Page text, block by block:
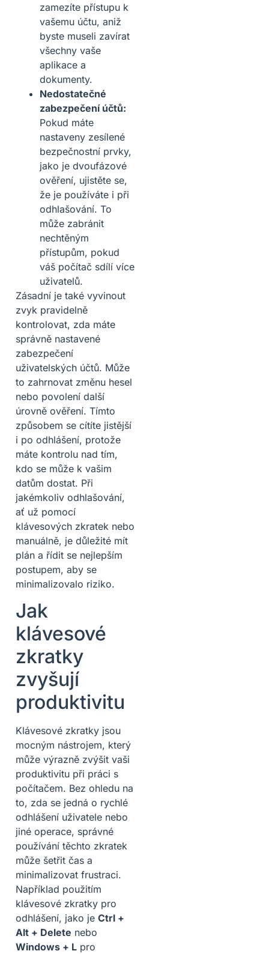
zamezíte přístupu k
vašemu účtu, aniž
byste museli zavírat
všechny vaše
aplikace a
dokumenty.
Nedostatečné
zabezpečení účtů:
Pokud máte
nastaveny zesílené
bezpečnostní prvky,
jako je dvoufázové
ověření, ujistěte se,
že je používáte i při
odhlašování. To
může zabránit
nechtěným
přístupům, pokud
váš počítač sdílí více
uživatelů.
Zásadní je také vyvinout
zvyk pravidelně
kontrolovat, zda máte
správně nastavené
zabezpečení
uživatelských účtů. Může
to zahrnovat změnu hesel
nebo povolení další
úrovně ověření. Tímto
způsobem se cítíte jistější
i po odhlášení, protože
máte kontrolu nad tím,
kdo se může k vašim
datům dostat. Při
jakémkoliv odhlašování,
ať už pomocí
klávesových zkratek nebo
manuálně, je důležité mít
plán a řídit se nejlepším
postupem, aby se
minimalizovalo riziko.
Jak
klávesové
zkratky
zvyšují
produktivitu
Klávesové zkratky jsou
mocným nástrojem, který
může výrazně zvýšit vaši
produktivitu při práci s
počítačem. Bez ohledu na
to, zda se jedná o rychlé
odhlášení uživatele nebo
jiné operace, správné
používání těchto zkratek
může šetřit čas a
minimalizovat frustraci.
Například použitím
klávesové zkratky pro
odhlášení, jako je Ctrl +
Alt + Delete nebo
Windows + L pro